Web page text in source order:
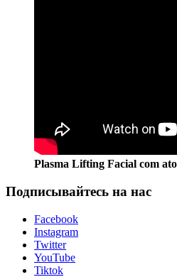
Plasma Lifting Facial com
Подписывайтесь на нас
Facebook
Instagram
Twitter
YouTube
Tiktok